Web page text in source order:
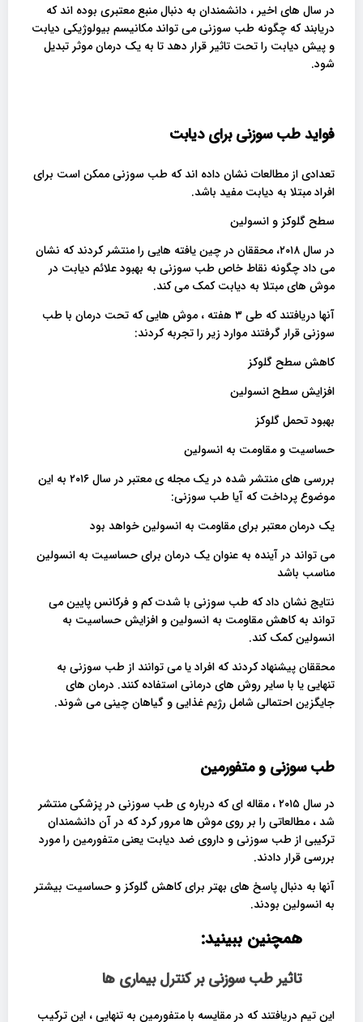
در سال های اخیر ، دانشمندان به دنبال منبع معتبری بوده اند که
دریابند که چگونه طب سوزنی می تواند مکانیسم بیولوژیکی دیابت
و پیش دیابت را تحت تاثیر قرار دهد تا به یک درمان موثر تبدیل
شود.
فواید طب سوزنی برای دیابت
تعدادی از مطالعات نشان داده اند که طب سوزنی ممکن است برای
افراد مبتلا به دیابت مفید باشد.
سطح گلوکز و انسولین
در سال ۲۰۱۸، محققان در چین یافته هایی را منتشر کردند که نشان
می داد چگونه نقاط خاص طب سوزنی به بهبود علائم دیابت در
موش های مبتلا به دیابت کمک می کند.
آنها دریافتند که طی ۳ هفته ، موش هایی که تحت درمان با طب
سوزنی قرار گرفتند موارد زیر را تجربه کردند:
کاهش سطح گلوکز
افزایش سطح انسولین
بهبود تحمل گلوکز
حساسیت و مقاومت به انسولین
بررسی های منتشر شده در یک مجله ی معتبر در سال ۲۰۱۶ به این
موضوع پرداخت که آیا طب سوزنی:
یک درمان معتبر برای مقاومت به انسولین خواهد بود
می تواند در آینده به عنوان یک درمان برای حساسیت به انسولین
مناسب باشد
نتایج نشان داد که طب سوزنی با شدت کم و فرکانس پایین می
تواند به کاهش مقاومت به انسولین و افزایش حساسیت به
انسولین کمک کند.
محققان پیشنهاد کردند که افراد یا می توانند از طب سوزنی به
تنهایی یا با سایر روش های درمانی استفاده کنند. درمان های
جایگزین احتمالی شامل رژیم غذایی و گیاهان چینی می شوند.
طب سوزنی و متفورمین
در سال ۲۰۱۵ ، مقاله ای که درباره ی طب سوزنی در پزشکی منتشر
شد ، مطالعاتی را بر روی موش ها مرور کرد که در آن دانشمندان
ترکیبی از طب سوزنی و داروی ضد دیابت یعنی متفورمین را مورد
بررسی قرار دادند.
آنها به دنبال پاسخ های بهتر برای کاهش گلوکز و حساسیت بیشتر
به انسولین بودند.
همچنین ببینید:
تاثیر طب سوزنی بر کنترل بیماری ها
این تیم دریافتند که در مقایسه با متفورمین به تنهایی ، این ترکیب